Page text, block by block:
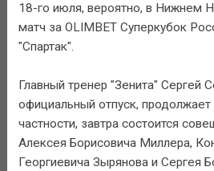
18-го июля, вероятно, в Нижнем
матч за OLIMBET Суперкубок
"Спартак".
Главный тренер "Зенита" Сергей
официальный отпуск, продолжает
частности, завтра состоится
Алексея Борисовича Миллера,
Георгиевича Зырянова и Сергея